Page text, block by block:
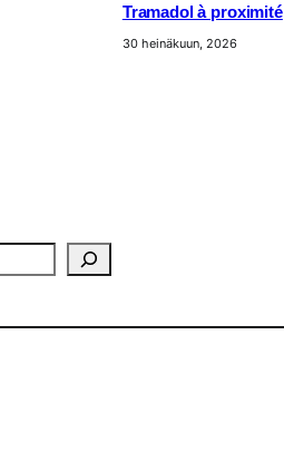
Tramadol à proximité
30 heinäkuun, 2026